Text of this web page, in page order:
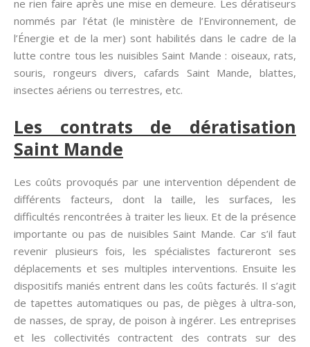
ne rien faire après une mise en demeure. Les dératiseurs
nommés par l’état (le ministère de l’Environnement, de
l’Énergie et de la mer) sont habilités dans le cadre de la
lutte contre tous les nuisibles Saint Mande : oiseaux, rats,
souris, rongeurs divers, cafards Saint Mande, blattes,
insectes aériens ou terrestres, etc.
Les contrats de dératisation
Saint Mande
Les coûts provoqués par une intervention dépendent de
différents facteurs, dont la taille, les surfaces, les
difficultés rencontrées à traiter les lieux. Et de la présence
importante ou pas de nuisibles Saint Mande. Car s’il faut
revenir plusieurs fois, les spécialistes factureront ses
déplacements et ses multiples interventions. Ensuite les
dispositifs maniés entrent dans les coûts facturés. Il s’agit
de tapettes automatiques ou pas, de pièges à ultra-son,
de nasses, de spray, de poison à ingérer. Les entreprises
et les collectivités contractent des contrats sur des